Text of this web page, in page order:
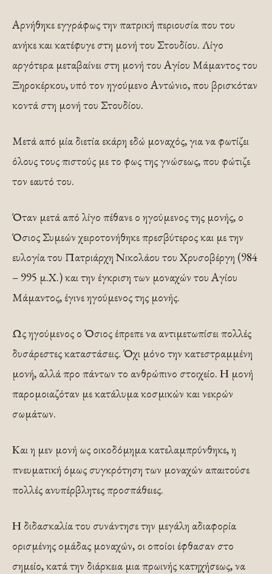
Αρνήθηκε εγγράφως την πατρική περιουσία που του
ανήκε και κατέφυγε στη μονή του Στουδίου. Λίγο
αργότερα μεταβαίνει στη μονή του Αγίου Μάμαντος του
Ξηροκέρκου, υπό τον ηγούμενο Αντώνιο, που βρισκόταν
κοντά στη μονή του Στουδίου.
Μετά από μία διετία εκάρη εδώ μοναχός, για να φωτίζει
όλους τους πιστούς με το φως της γνώσεως, που φώτιζε
τον εαυτό του.
Όταν μετά από λίγο πέθανε ο ηγούμενος της μονής, ο
Όσιος Συμεών χειροτονήθηκε πρεσβύτερος και με την
ευλογία του Πατριάρχη Νικολάου του Χρυσοβέργη (984
– 995 μ.Χ.) και την έγκριση των μοναχών του Αγίου
Μάμαντος, έγινε ηγούμενος της μονής.
Ως ηγούμενος ο Όσιος έπρεπε να αντιμετωπίσει πολλές
δυσάρεστες καταστάσεις. Όχι μόνο την κατεστραμμένη
μονή, αλλά προ πάντων το ανθρώπινο στοιχείο. Η μονή
παρομοιαζόταν με κατάλυμα κοσμικών και νεκρών
σωμάτων.
Και η μεν μονή ως οικοδόμημα κατελαμπρύνθηκε, η
πνευματική όμως συγκρότηση των μοναχών απαιτούσε
πολλές ανυπέρβλητες προσπάθειες.
Η διδασκαλία του συνάντησε την μεγάλη αδιαφορία
ορισμένης ομάδας μοναχών, οι οποίοι έφθασαν στο
σημείο, κατά την διάρκεια μια πρωινής κατηχήσεως, να